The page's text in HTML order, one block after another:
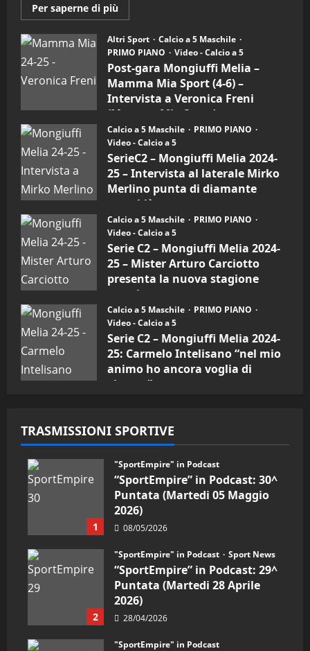
Per saperne di più
informazioni
Post-
gara
Mongiuffi
Melia
–
Mamma
Mia
Sport
(4-
6)
–
Intervista
a
mister
Arturo
Carciotto
(Mongiuffi
Melia)
Altri Sport
Calcio a 5 Maschile
PRIMO PIANO
Video - Calcio a 5
Post-gara Mongiuffi Melia –
Mamma Mia Sport (4-6) –
Intervista a Veronica Freni
(Mamma Mia Sport)
30/09/2024
Calcio a 5 Maschile
PRIMO PIANO
Video - Calcio a 5
SerieC2 – Mongiuffi Melia 2024-
25 – Intervista al laterale Mirko
Merlino punta di diamante
rossoblù
26/09/2024
Calcio a 5 Maschile
PRIMO PIANO
Video - Calcio a 5
Serie C2 – Mongiuffi Melia 2024-
25 – Mister Arturo Carciotto
presenta la nuova stagione
sportiva
11/09/2024
Calcio a 5 Maschile
PRIMO PIANO
Video - Calcio a 5
Serie C2 – Mongiuffi Melia 2024-
25: Carmelo Intelisano “nel mio
animo ho ancora voglia di
vincere”
TRASMISSIONI SPORTIVE
1
"SportEmpire" in Podcast
“SportEmpire” in Podcast: 30^
Puntata (Martedi 05 Maggio
2026)
08/05/2026
2
"SportEmpire" in Podcast Sport News
“SportEmpire” in Podcast: 29^
Puntata (Martedi 28 Aprile
2026)
28/04/2026
"SportEmpire" in Podcast